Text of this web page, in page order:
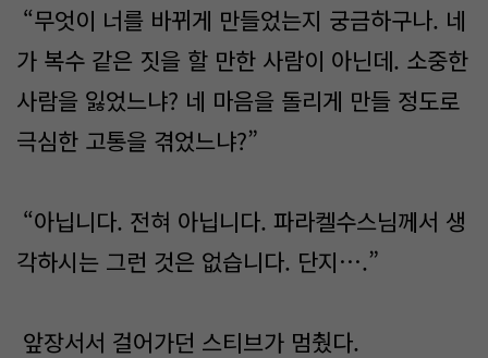
“무엇이 너를 바뀌게 만들었는지 궁금하구나. 네
가 복수 같은 짓을 할 만한 사람이 아닌데. 소중한
사람을 잃었느냐? 네 마음을 돌리게 만들 정도로
극심한 고통을 겪었느냐?”
“아닙니다. 전혀 아닙니다. 파라켈수스님께서 생
각하시는 그런 것은 없습니다. 단지….”
앞장서서 걸어가던 스티브가 멈췄다.